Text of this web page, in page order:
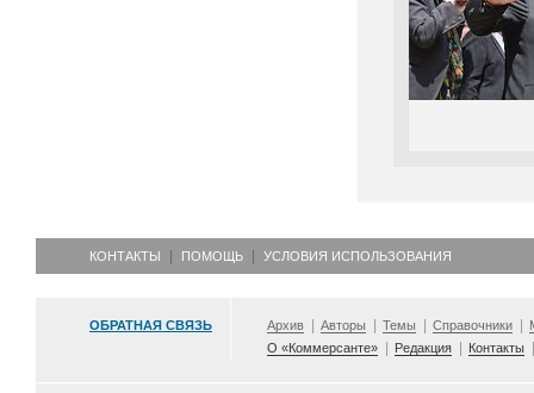
КОНТАКТЫ ПОМОЩЬ УСЛОВИЯ ИСПОЛЬЗОВАНИЯ
ОБРАТНАЯ СВЯЗЬ Архив Авторы Темы Справочники
О «Коммерсанте»
Редакция Контакты